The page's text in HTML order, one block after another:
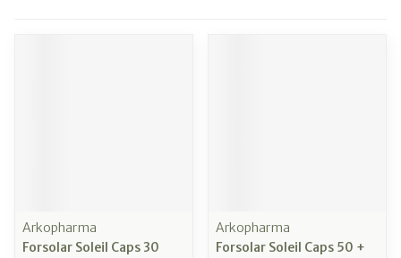
Arkopharma
Forsolar Soleil Caps 30
Arkopharma
Forsolar Soleil Caps 50 +